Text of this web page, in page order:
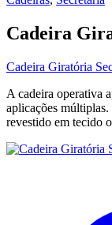
Cadeira
Cadeira Giratória
A cadeira operativa
aplicações múltiplas.
revestido em tecido